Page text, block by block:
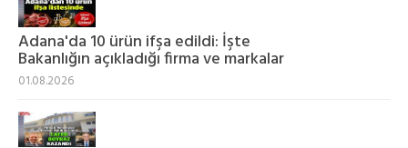
Adana'da 10 ürün ifşa edildi: İşte
Bakanlığın açıkladığı firma ve markalar
01.08.2026